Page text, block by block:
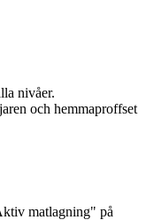
nivåer.
och hemmaproffset
matlagning" på